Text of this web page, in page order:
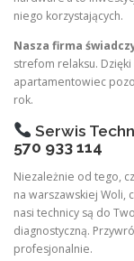
niego korzystających.
Nasza firma
strefom relaksu.
apartamentowiec
rok.
Serwis
570 933 114
Niezależnie od tego,
na warszawskiej Woli,
nasi technicy są do
diagnostyczną.
profesjonalnie.